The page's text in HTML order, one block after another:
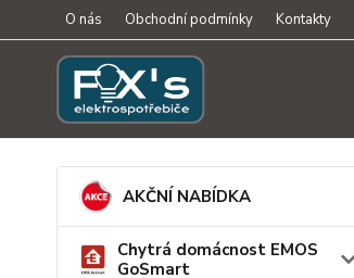
O nás Obchodní podmínky Kontakty
AKČNÍ NABÍDKA
Chytrá domácnost EMOS
GoSmart